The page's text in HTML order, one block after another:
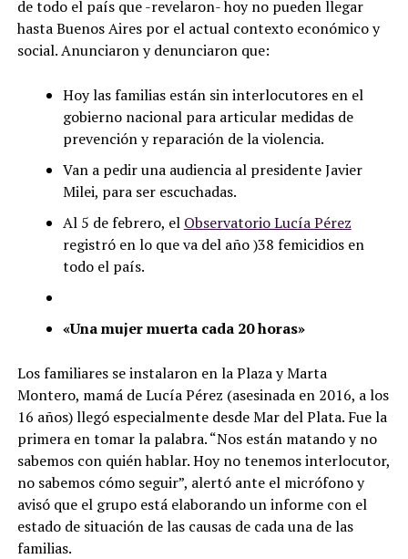
de todo el país que -revelaron- hoy no pueden llegar
hasta Buenos Aires por el actual contexto económico y
social. Anunciaron y denunciaron que:
Hoy las familias están sin interlocutores en el
gobierno nacional para articular medidas de
prevención y reparación de la violencia.
Van a pedir una audiencia al presidente Javier
Milei, para ser escuchadas.
Al 5 de febrero, el Observatorio Lucía Pérez
registró en lo que va del año )38 femicidios en
todo el país.
«Una mujer muerta cada 20 horas»
Los familiares se instalaron en la Plaza y Marta
Montero, mamá de Lucía Pérez (asesinada en 2016, a los
16 años) llegó especialmente desde Mar del Plata. Fue la
primera en tomar la palabra. “Nos están matando y no
sabemos con quién hablar. Hoy no tenemos interlocutor,
no sabemos cómo seguir”, alertó ante el micrófono y
avisó que el grupo está elaborando un informe con el
estado de situación de las causas de cada una de las
familias.